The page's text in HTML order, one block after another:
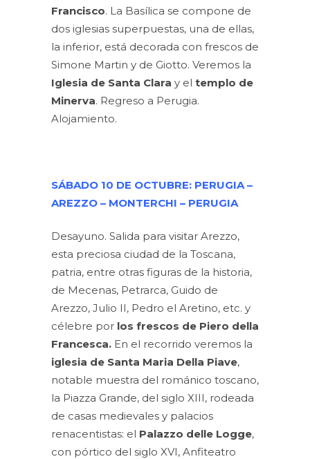
Francisco. La Basílica se compone de
dos iglesias superpuestas, una de ellas,
la inferior, está decorada con frescos de
Simone Martin y de Giotto. Veremos la
Iglesia de Santa Clara y el templo de
Minerva. Regreso a Perugia.
Alojamiento.
SÁBADO 10 DE OCTUBRE: PERUGIA –
AREZZO – MONTERCHI – PERUGIA
Desayuno. Salida para visitar Arezzo,
esta preciosa ciudad de la Toscana,
patria, entre otras figuras de la historia,
de Mecenas, Petrarca, Guido de
Arezzo, Julio II, Pedro el Aretino, etc. y
célebre por los frescos de Piero della
Francesca. En el recorrido veremos la
iglesia de Santa Maria Della Piave,
notable muestra del románico toscano,
la Piazza Grande, del siglo XIII, rodeada
de casas medievales y palacios
renacentistas: el Palazzo delle Logge,
con pórtico del siglo XVI, Anfiteatro